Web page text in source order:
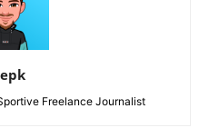
Freelance Journalist